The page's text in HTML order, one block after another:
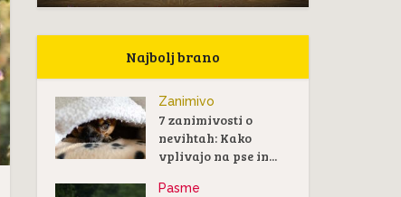
Najbolj brano
Zanimivo
7 zanimivosti o
nevihtah: Kako
vplivajo na pse in...
Pasme